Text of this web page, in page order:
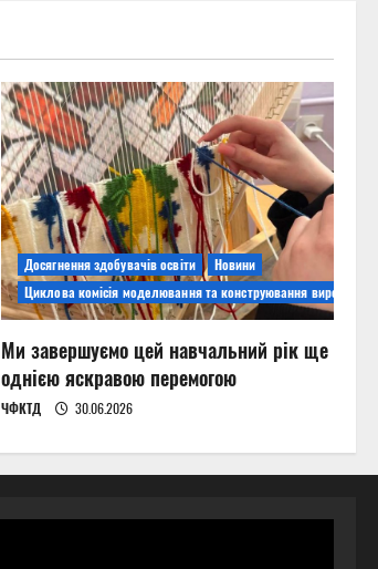
Досягнення здобувачів освіти
Новини
Циклова комісія моделювання та конструювання виробів
Ми завершуємо цей навчальний рік ще
однією яскравою перемогою
ЧФКТД 30.06.2026